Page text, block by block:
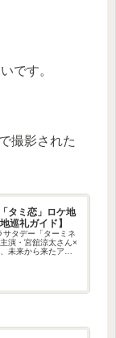
です。
撮影された
タミ恋」ロケ地
巡礼ガイド】
タデー「ターミネ
演・宮舘涼太さん×
未来から来たアン